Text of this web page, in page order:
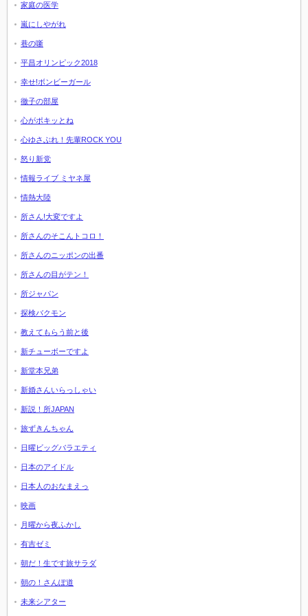
家庭の医学
嵐にしやがれ
巷の噺
平昌オリンピック2018
幸せ!ボンビーガール
徹子の部屋
心がポキッとね
心ゆさぶれ！先輩ROCK YOU
怒り新党
情報ライブ ミヤネ屋
情熱大陸
所さん!大変ですよ
所さんのそこんトコロ！
所さんのニッポンの出番
所さんの目がテン！
所ジャパン
探検バクモン
教えてもらう前と後
新チューボーですよ
新堂本兄弟
新婚さんいらっしゃい
新説！所JAPAN
旅ずきんちゃん
日曜ビッグバラエティ
日本のアイドル
日本人のおなまえっ
映画
月曜から夜ふかし
有吉ゼミ
朝だ！生です旅サラダ
朝の！さんぽ道
未来シアター